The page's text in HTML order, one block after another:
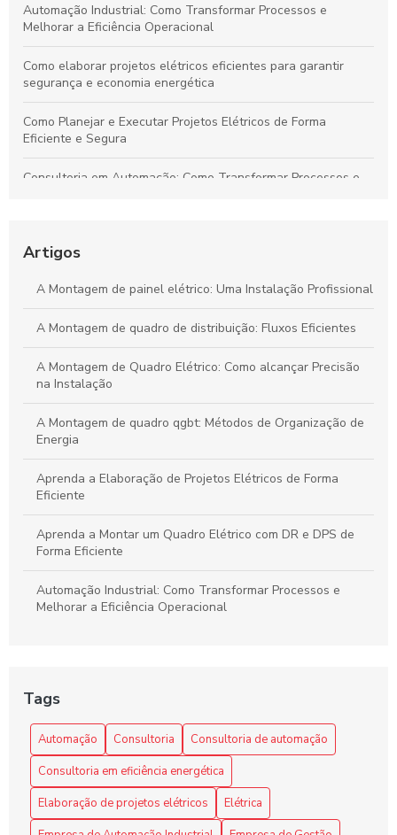
Automação Industrial: Como Transformar Processos e
Melhorar a Eficiência Operacional
Como elaborar projetos elétricos eficientes para garantir
segurança e economia energética
Como Planejar e Executar Projetos Elétricos de Forma
Eficiente e Segura
Consultoria em Automação: Como Transformar Processos e
na Sua Indústria
Transforme Seu Negócio e Maximize a Eficiência com
Consultoria em Automação
Guia Definitivo para Criar Projetos Elétricos Sustentáveis e de
Alta Eficiência
Artigos
A Montagem de painel elétrico: Uma Instalação Profissional
A Montagem de quadro de distribuição: Fluxos Eficientes
A Montagem de Quadro Elétrico: Como alcançar Precisão
na Instalação
A Montagem de quadro qgbt: Métodos de Organização de
Energia
Aprenda a Elaboração de Projetos Elétricos de Forma
Eficiente
Aprenda a Montar um Quadro Elétrico com DR e DPS de
Forma Eficiente
Automação Industrial: Como Transformar Processos e
Melhorar a Eficiência Operacional
Benefícios da automação industrial para otimizar processos
Como a Consultoria de Automação Pode Revolucionar Seu
Negócio
Como a Programação de Máquinas Industriais Revoluciona
a Produção
Tags
Automação Consultoria
Consultoria de automação
Consultoria em eficiência energética
Elaboração de projetos elétricos
Elétrica